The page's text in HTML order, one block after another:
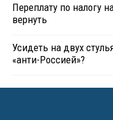
Переплату по налогу
вернуть
Усидеть на двух
«анти-Россией»?